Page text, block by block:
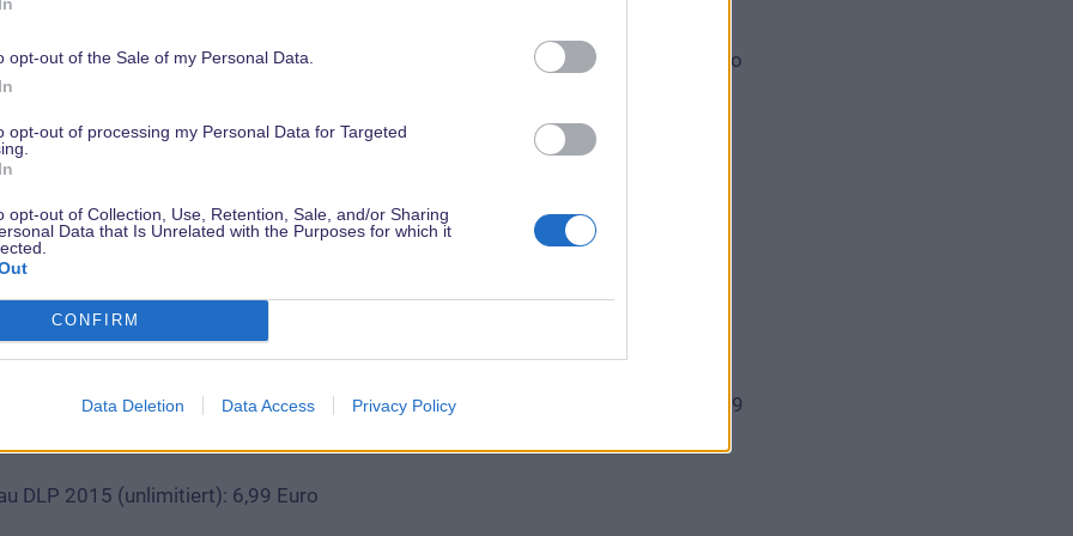
opt-out of the Sale of my Personal Data.
opt-out of processing my Personal Data for Targeted
opt-out of Collection, Use, Retention, Sale, and/or Sharing
Data that Is Unrelated with the Purposes for which it
CONFIRM
Data Deletion Data Access Privacy Policy
(limitiert auf 700 Exemplare, nur erhältlich in der Pueblo Trading Post): 14,99 Euro
6,99 Euro
6,99 Euro
Dezember:
(limitiert auf 600 Exemplare, nur erhältlich in der Pueblo Trading Post): 13,99
DLP 2015 (unlimitiert): 6,99 Euro